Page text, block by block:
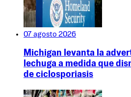
07 agosto 2026
Michigan levanta la
lechuga a medida que
de ciclosporiasis